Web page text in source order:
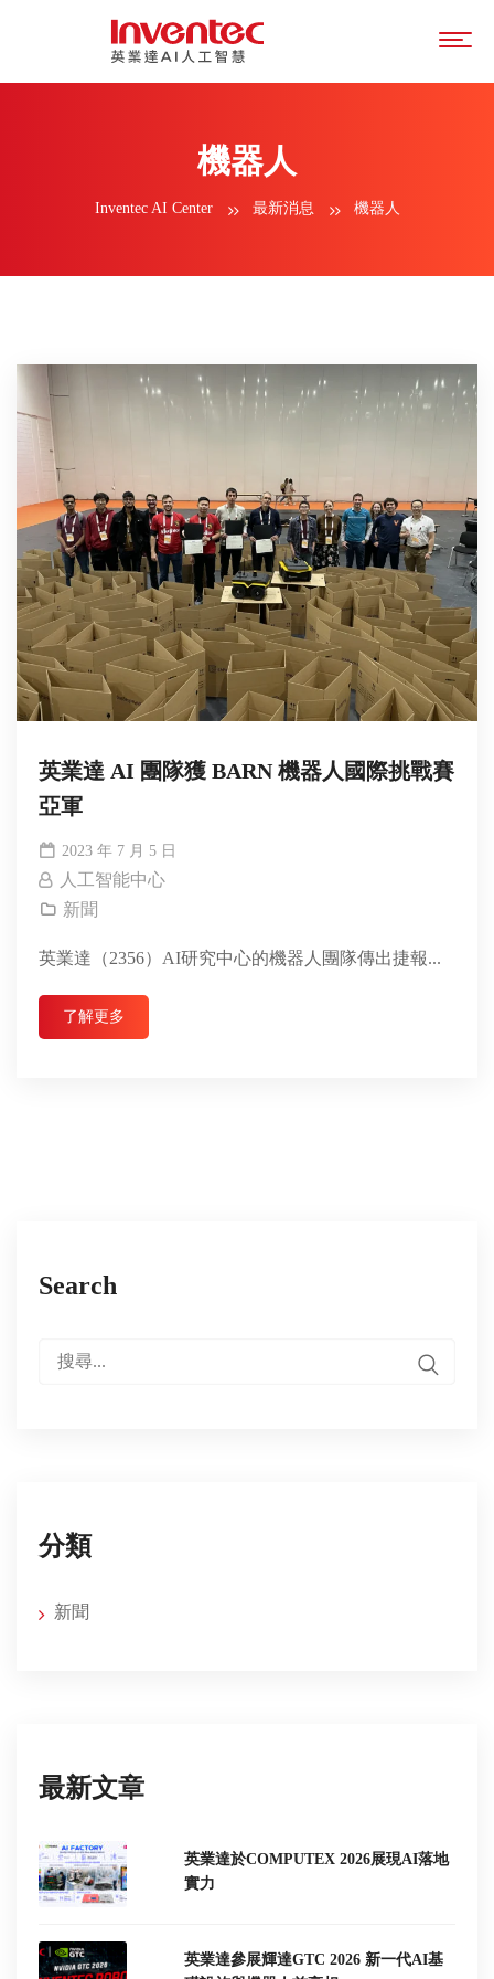
機器人
Inventec AI Center 最新消息 機器人
英業達 AI 團隊獲 BARN 機器人國際挑戰賽
亞軍
2023 年 7 月 5 日
人工智能中心
新聞
英業達（2356）AI研究中心的機器人團隊傳出捷報...
了解更多
Search
分類
新聞
最新文章
英業達於COMPUTEX 2026展現AI落地
實力
英業達參展輝達GTC 2026 新一代AI基